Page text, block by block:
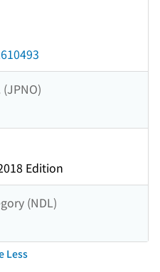
Edition
(NDL)
Less